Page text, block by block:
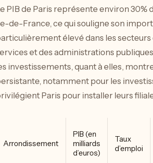
PIB de Paris représente environ 30%
de-France, ce qui souligne son
élevé dans les
et des administrations
investissements, quant à elles,
notamment pour les
Paris pour installer leurs
Arrondissement
PIB (en
milliards
d’euros)
Taux
d’emploi